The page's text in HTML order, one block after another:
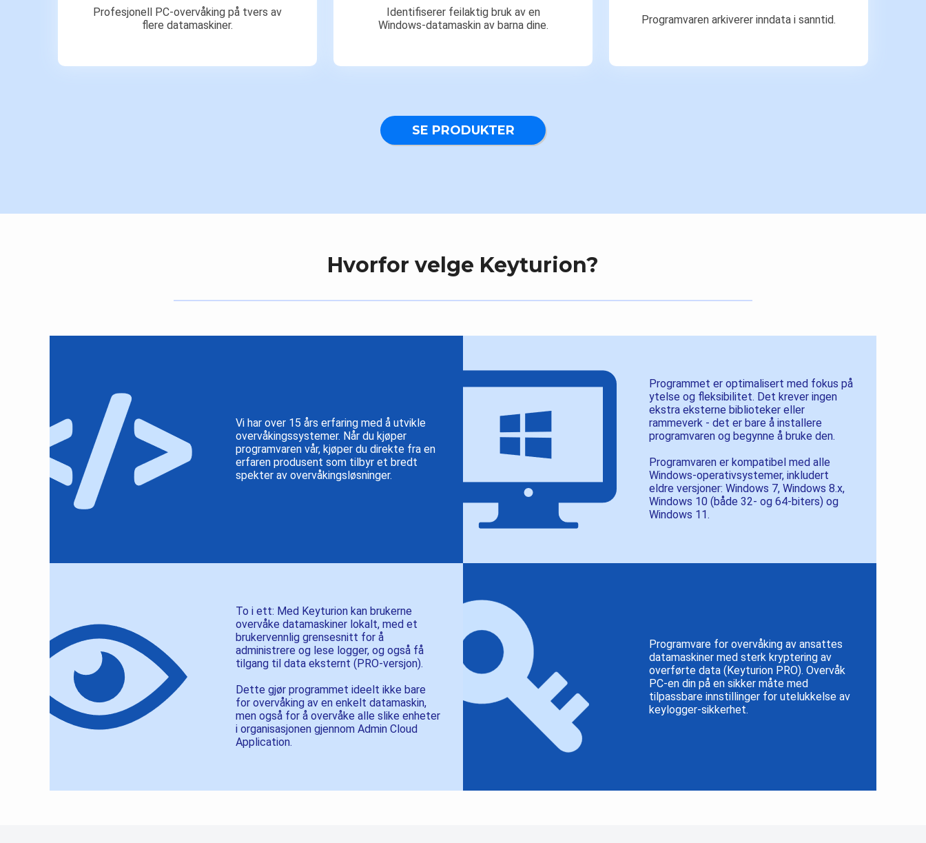
Profesjonell PC-overvåking på tvers av
flere datamaskiner.
Identifiserer feilaktig bruk av en
Windows-datamaskin av barna dine.
Programvaren arkiverer inndata i sanntid.
SE PRODUKTER
Hvorfor velge Keyturion?
Vi har over 15 års erfaring med å utvikle
overvåkingssystemer. Når du kjøper
programvaren vår, kjøper du direkte fra en
erfaren produsent som tilbyr et bredt
spekter av overvåkingsløsninger.
Programmet er optimalisert med fokus på
ytelse og fleksibilitet. Det krever ingen
ekstra eksterne biblioteker eller
rammeverk - det er bare å installere
programvaren og begynne å bruke den.
Programvaren er kompatibel med alle
Windows-operativsystemer, inkludert
eldre versjoner: Windows 7, Windows 8.x,
Windows 10 (både 32- og 64-biters) og
Windows 11.
To i ett: Med Keyturion kan brukerne
overvåke datamaskiner lokalt, med et
brukervennlig grensesnitt for å
administrere og lese logger, og også få
tilgang til data eksternt (PRO-versjon).
Dette gjør programmet ideelt ikke bare
for overvåking av en enkelt datamaskin,
men også for å overvåke alle slike enheter
i organisasjonen gjennom Admin Cloud
Application.
Programvare for overvåking av ansattes
datamaskiner med sterk kryptering av
overførte data (Keyturion PRO). Overvåk
PC-en din på en sikker måte med
tilpassbare innstillinger for utelukkelse av
keylogger-sikkerhet.